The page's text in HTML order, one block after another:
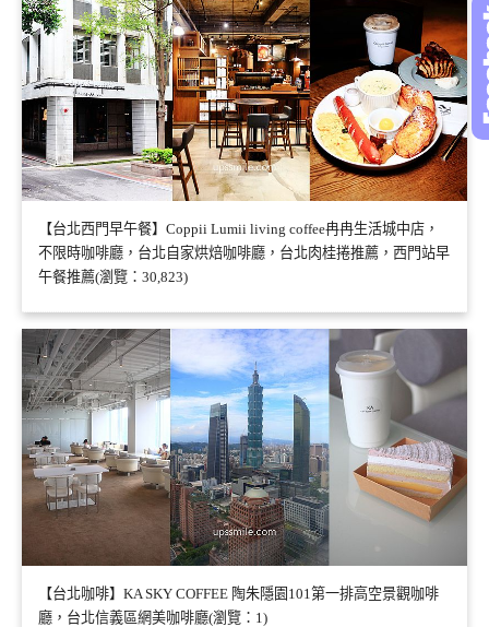
【台北西門早午餐】Coppii Lumii living coffee冉冉生活城中店，
不限時咖啡廳，台北自家烘焙咖啡廳，台北肉桂捲推薦，西門站早
午餐推薦(瀏覽：30,823)
【台北咖啡】KA SKY COFFEE 陶朱隱園101第一排高空景觀咖啡
廳，台北信義區網美咖啡廳(瀏覽：1)